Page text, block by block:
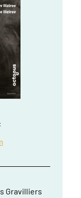
Gravilliers